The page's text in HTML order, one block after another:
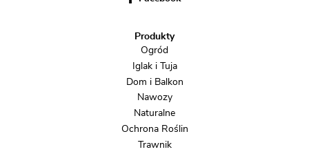
Produkty
Ogród
Iglak i Tuja
Dom i Balkon
Nawozy
Naturalne
Ochrona Roślin
Trawnik